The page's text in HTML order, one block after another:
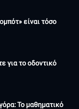
είναι τόσο
για το οδοντικό
Το μαθηματικό